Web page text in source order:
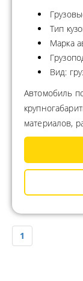
Тип
Марка
Вид:
Автомобиль
материалов,
1